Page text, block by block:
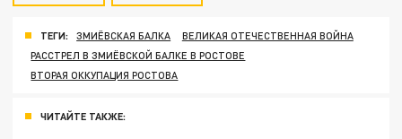
ТЕГИ: ЗМИЁВСКАЯ БАЛКА
ВЕЛИКАЯ ОТЕЧЕСТВЕННАЯ ВОЙНА
РАССТРЕЛ В ЗМИЁВСКОЙ БАЛКЕ В РОСТОВЕ
ВТОРАЯ ОККУПАЦИЯ РОСТОВА
ЧИТАЙТЕ ТАКЖЕ: